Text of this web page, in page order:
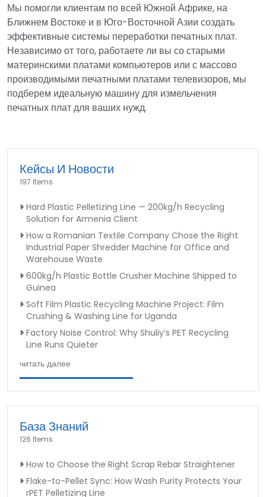
Мы помогли клиентам по всей Южной Африке, на
Ближнем Востоке и в Юго-Восточной Азии создать
эффективные системы переработки печатных плат.
Независимо от того, работаете ли вы со старыми
материнскими платами компьютеров или с массово
производимыми печатными платами телевизоров, мы
подберем идеальную машину для измельчения
печатных плат для ваших нужд.
Кейсы И Новости
197 Items
Hard Plastic Pelletizing Line — 200kg/h Recycling
Solution for Armenia Client
How a Romanian Textile Company Chose the Right
Industrial Paper Shredder Machine for Office and
Warehouse Waste
600kg/h Plastic Bottle Crusher Machine Shipped to
Guinea
Soft Film Plastic Recycling Machine Project: Film
Crushing & Washing Line for Uganda
Factory Noise Control: Why Shuliy’s PET Recycling
Line Runs Quieter
читать далее
База Знаний
126 Items
How to Choose the Right Scrap Rebar Straightener
Flake-to-Pellet Sync: How Wash Purity Protects Your
rPET Pelletizing Line